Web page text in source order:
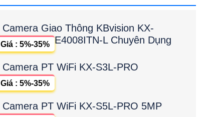
Camera Giao Thông KBvision KX-
E4008ITN-L Chuyên Dụng
Giá : 5%-35%
Camera PT WiFi KX-S3L-PRO
Giá : 5%-35%
Camera PT WiFi KX-S5L-PRO 5MP